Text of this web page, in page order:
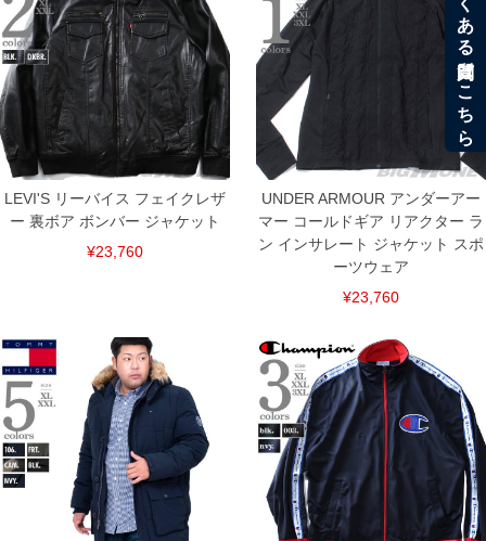
COLOR VARIATION
LEVI'S リーバイス フェイクレザ
ー 裏ボア ボンバー ジャケット
¥23,760
UNDER ARMOUR アンダーアー
マー コールドギア リアクター ラ
ン インサレート ジャケット スポ
ーツウェア
¥23,760